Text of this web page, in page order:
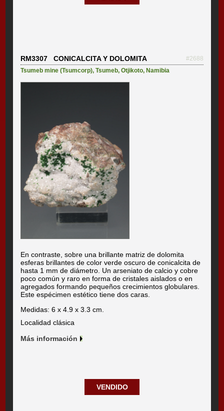
RM3307 CONICALCITA Y DOLOMITA
#2688
Tsumeb mine (Tsumcorp),Tsumeb,Otjikoto, Namibia
En contraste, sobre una brillante matriz de dolomita
esferas brillantes de color verde oscuro de conicalcita de
hasta 1 mm de diámetro. Un arseniato de calcio y cobre
poco común y raro en forma de cristales aislados o en
agregados formando pequeños crecimientos globulares.
Este espécimen estético tiene dos caras.
Medidas: 6 x 4.9 x 3.3 cm.
Localidad clásica
Más información
VENDIDO